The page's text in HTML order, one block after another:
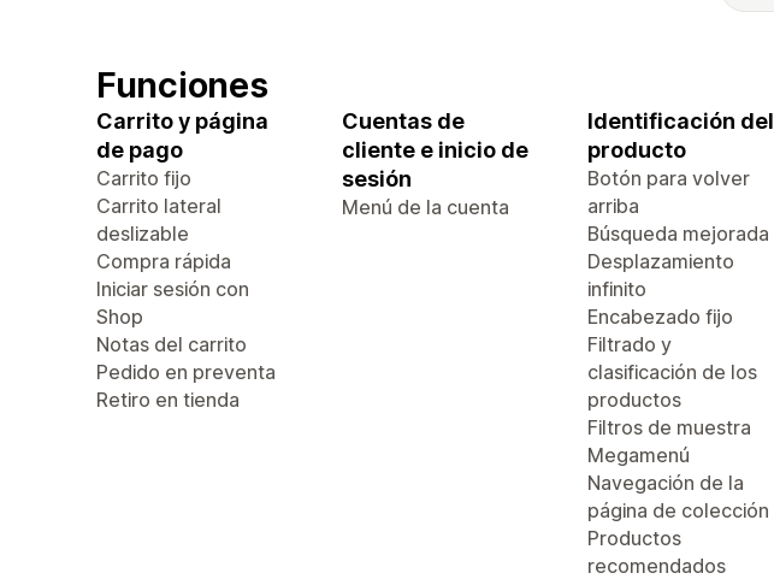
Funciones
Carrito y página
de pago
Carrito fijo
Carrito lateral
deslizable
Compra rápida
Iniciar sesión con
Shop
Notas del carrito
Pedido en preventa
Retiro en tienda
Cuentas de
cliente e inicio de
sesión
Menú de la cuenta
Identificación del
producto
Botón para volver
arriba
Búsqueda mejorada
Desplazamiento
infinito
Encabezado fijo
Filtrado y
clasificación de los
productos
Filtros de muestra
Megamenú
Navegación de la
página de colección
Productos
recomendados